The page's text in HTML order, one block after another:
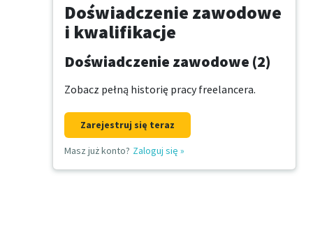
Doświadczenie zawodowe
i kwalifikacje
Doświadczenie zawodowe (2)
Zobacz pełną historię pracy freelancera.
Zarejestruj się teraz
Masz już konto? Zaloguj się »